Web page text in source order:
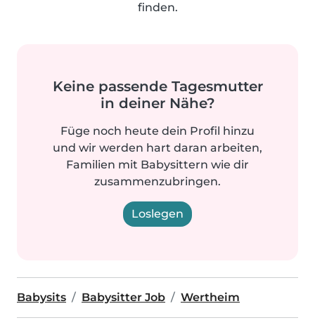
finden.
Keine passende Tagesmutter
in deiner Nähe?
Füge noch heute dein Profil hinzu
und wir werden hart daran arbeiten,
Familien mit Babysittern wie dir
zusammenzubringen.
Loslegen
Babysits Babysitter Job Wertheim